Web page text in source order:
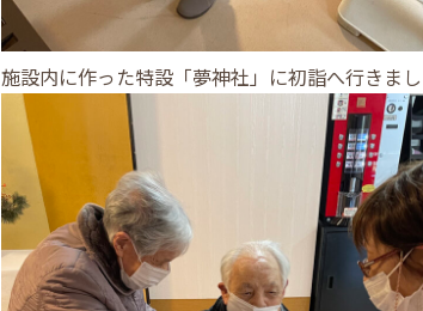
施設内に作った特設「夢神社」に初詣へ行きまし